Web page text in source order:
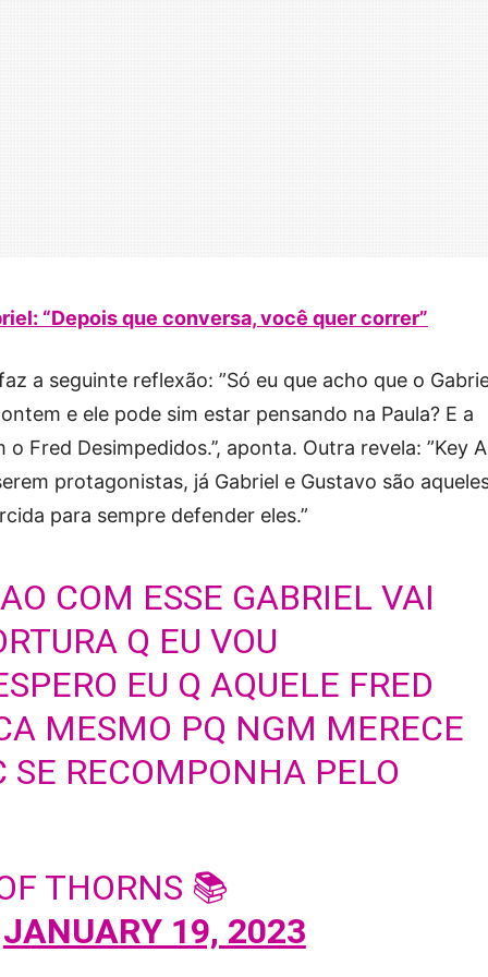
“Depois que conversa, você quer correr”
a seguinte reflexão: ”Só eu que acho que o
e ele pode sim estar pensando na Paula? E a
Fred Desimpedidos.’’, aponta. Outra revela: ”Key
protagonistas, já Gabriel e Gustavo são
para sempre defender eles.”
COM ESSE GABRIEL VAI
Q EU VOU
EU Q AQUELE FRED
MESMO PQ NGM MERECE
RECOMPONHA PELO
THORNS 📚
JANUARY 19, 2023